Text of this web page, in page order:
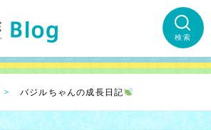
検索
バジルちゃんの成長日記